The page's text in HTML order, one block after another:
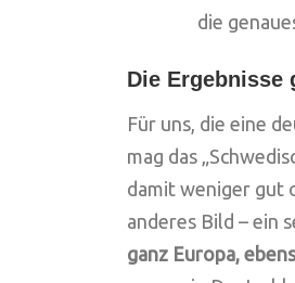
die
Die Ergebnisse
Für uns, die eine
mag das
damit weniger gut
anderes Bild – ein
ganz Europa,